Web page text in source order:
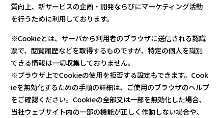
質向上、新サービスの企画・開発ならびにマーケティング活動
を行うために利用しております。
※Cookieとは、サーバから利用者のブラウザに送信される認識
票で、閲覧履歴などを取得するものですが、特定の個人を識別
できる情報は一切収集しておりません。
※ブラウザ上でCookieの使用を拒否する設定もできます。Cook
ieを無効化するための手順の詳細は、ご使用のブラウザのヘルプ
をご確認ください。Cookieの全部又は一部を無効化した場合、
当社ウェブサイト内の一部の機能が正しく作動しない場合や、